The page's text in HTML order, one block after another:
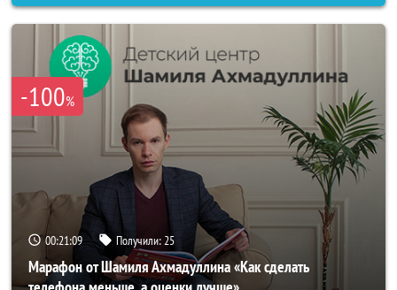
-100%
00:21:06 Получили:25
Марафон от Шамиля Ахмадуллина «Как сделать